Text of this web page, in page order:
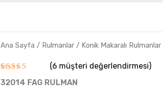
Ana Sayfa / Rulmanlar / Konik Makaralı Rulmanlar
6
müşteri
puanına
(6 müşteri değerlendirmesi)
32014 FAG RULMAN
FAG
adet